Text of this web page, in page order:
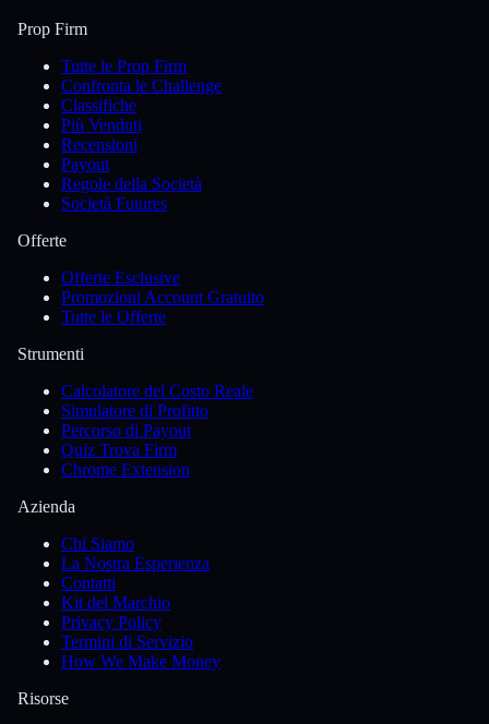
Prop Firm
Tutte le Prop Firm
Confronta le Challenge
Classifiche
Più Venduti
Recensioni
Payout
Regole della Società
Società Futures
Offerte
Offerte Esclusive
Promozioni Account Gratuito
Tutte le Offerte
Strumenti
Calcolatore del Costo Reale
Simulatore di Profitto
Percorso di Payout
Quiz Trova Firm
Chrome Extension
Azienda
Chi Siamo
La Nostra Esperienza
Contatti
Kit del Marchio
Privacy Policy
Termini di Servizio
How We Make Money
Risorse